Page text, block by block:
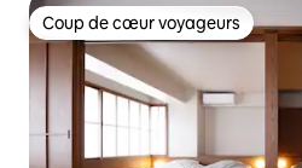
Coup de cœur voyageurs
Coup de cœur voyageurs